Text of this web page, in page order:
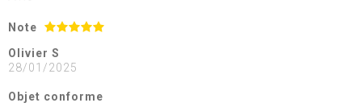
Note
Olivier S
28/01/2025
Objet conforme